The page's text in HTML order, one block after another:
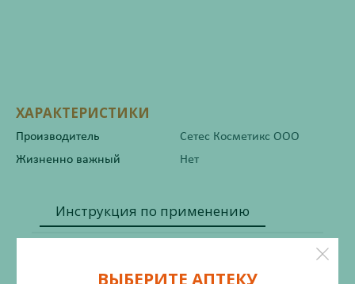
ХАРАКТЕРИСТИКИ
Производитель
Сетес Косметикс ООО
Жизненно важный
Нет
Инструкция по применению
ВЫБЕРИТЕ АПТЕКУ